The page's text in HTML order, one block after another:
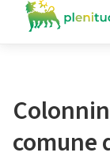
comune